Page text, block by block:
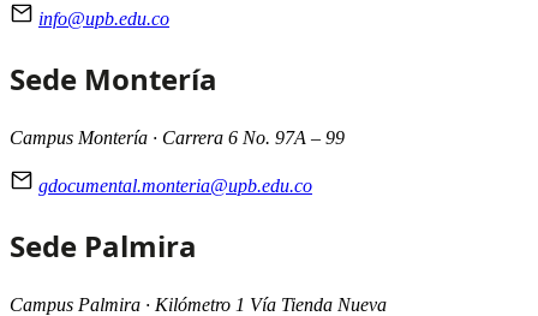
info@upb.edu.co
Sede Montería
Campus Montería · Carrera 6 No. 97A – 99
gdocumental.monteria@upb.edu.co
Sede Palmira
Campus Palmira · Kilómetro 1 Vía Tienda Nueva